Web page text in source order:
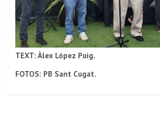
TEXT: Àlex López Puig.
FOTOS: PB Sant Cugat.